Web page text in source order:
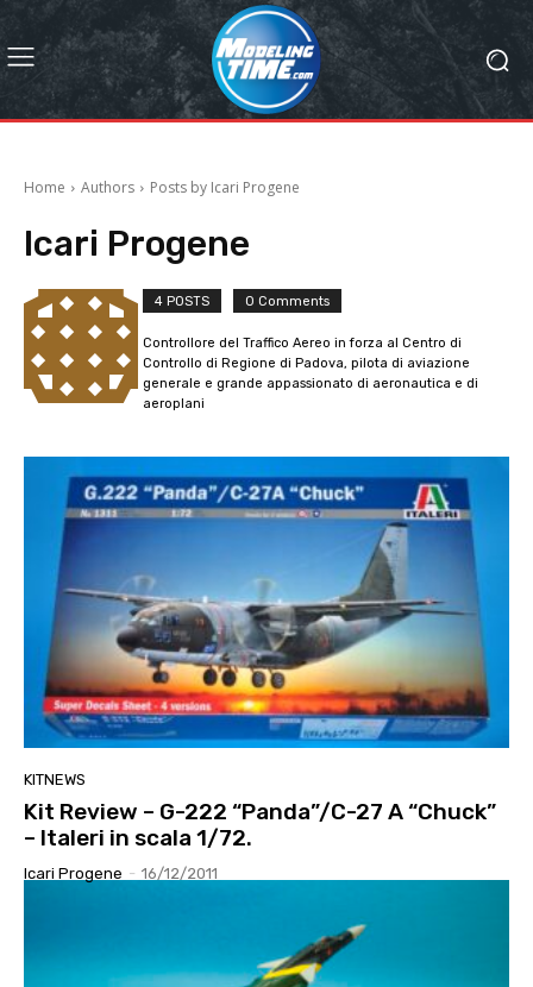
Home Authors Posts by Icari Progene
Icari Progene
4 POSTS 0 Comments
Controllore del Traffico Aereo in forza al Centro di
Controllo di Regione di Padova, pilota di aviazione
generale e grande appassionato di aeronautica e di
aeroplani
KITNEWS
Kit Review – G-222 “Panda”/C-27 A “Chuck”
– Italeri in scala 1/72.
Icari Progene - 16/12/2011